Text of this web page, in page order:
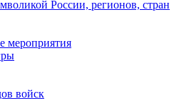
России, регионов, стран
мероприятия
войск